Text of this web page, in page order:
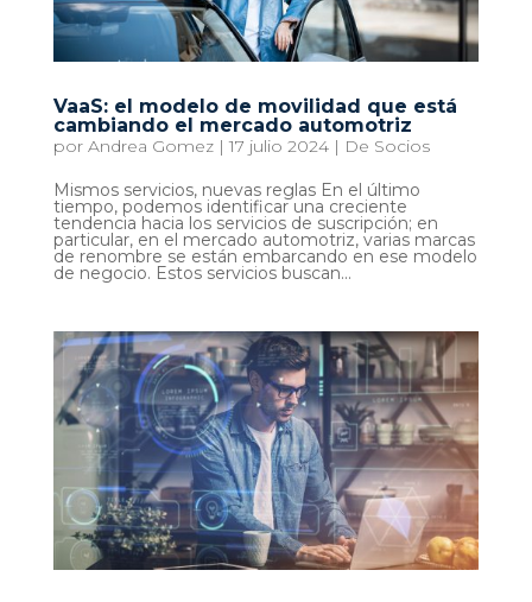
VaaS: el modelo de movilidad que está
cambiando el mercado automotriz
por Andrea Gomez|17 julio 2024| De Socios
Mismos servicios, nuevas reglas En el último
tiempo, podemos identificar una creciente
tendencia hacia los servicios de suscripción; en
particular, en el mercado automotriz, varias marcas
de renombre se están embarcando en ese modelo
de negocio. Estos servicios buscan...